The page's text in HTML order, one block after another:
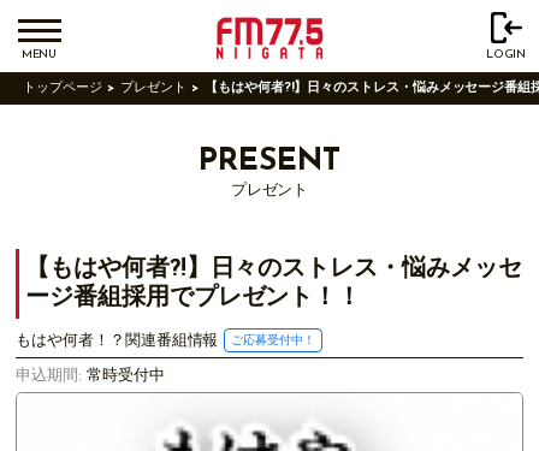
MENU LOGIN
トップページ プレゼント 【もはや何者?!】日々のストレス・悩みメッセージ番組
PRESENT
プレゼント
【もはや何者?!】日々のストレス・悩みメッセ
ージ番組採用でプレゼント！！
もはや何者！？関連番組情報 ご応募受付中！
申込期間: 常時受付中